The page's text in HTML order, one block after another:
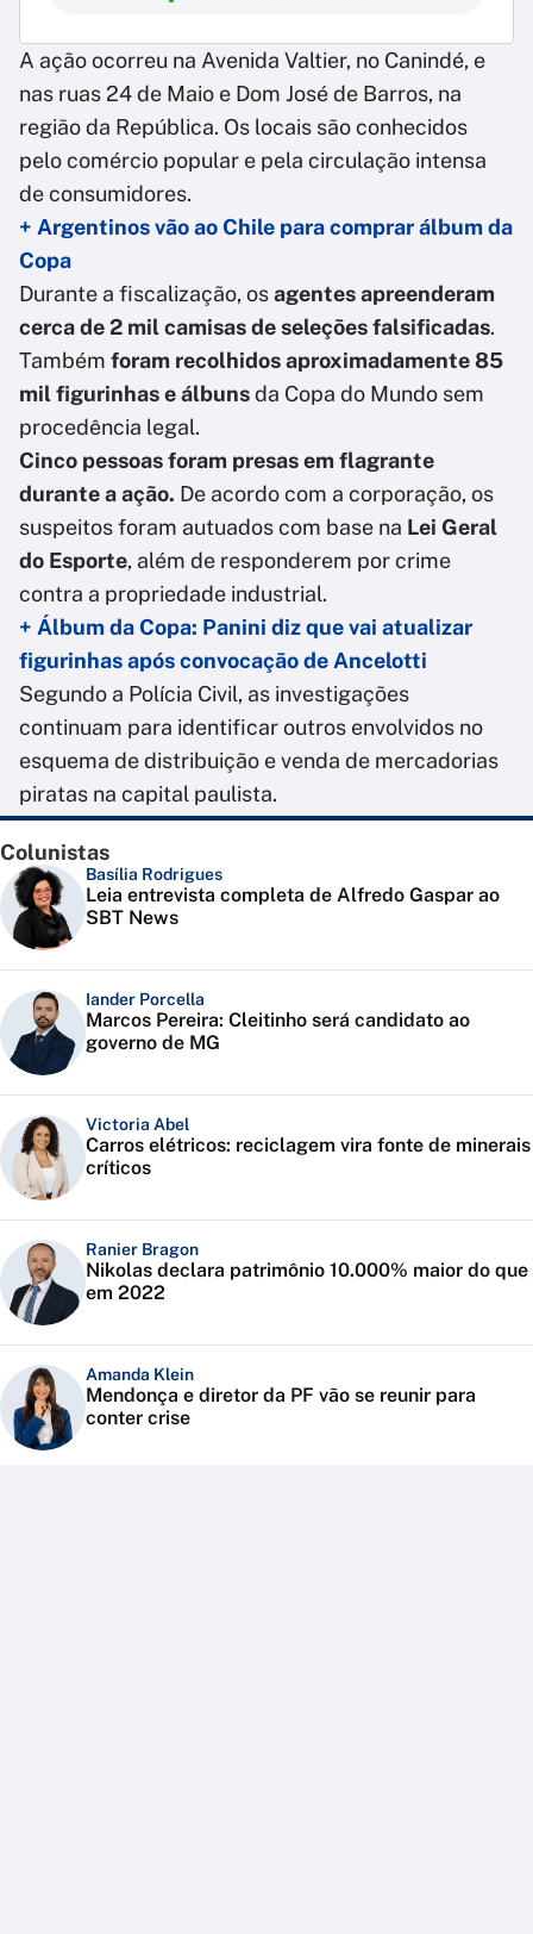
A ação ocorreu na Avenida Valtier, no Canindé, e
nas ruas 24 de Maio e Dom José de Barros, na
região da República. Os locais são conhecidos
pelo comércio popular e pela circulação intensa
de consumidores.
+ Argentinos vão ao Chile para comprar álbum da
Copa
Durante a fiscalização, osagentes apreenderam
cerca de 2 mil camisas de seleções falsificadas.
Também foram recolhidos aproximadamente 85
mil figurinhas e álbunsda Copa do Mundo sem
procedência legal.
Cinco pessoas foram presas em flagrante
durante a ação. De acordo com a corporação, os
suspeitos foram autuados com base na Lei Geral
do Esporte, além de responderem por crime
contra a propriedade industrial.
+ Álbum da Copa: Panini diz que vai atualizar
figurinhas após convocação de Ancelotti
Segundo a Polícia Civil, as investigações
continuam para identificar outros envolvidos no
esquema de distribuição e venda de mercadorias
piratas na capital paulista.
Colunistas
Basília Rodrigues
Leia entrevista completa de Alfredo Gaspar ao
SBT News
Iander Porcella
Marcos Pereira: Cleitinho será candidato ao
governo de MG
Victoria Abel
Carros elétricos: reciclagem vira fonte de minerais
críticos
Ranier Bragon
Nikolas declara patrimônio 10.000% maior do que
em 2022
Amanda Klein
Mendonça e diretor da PF vão se reunir para
conter crise